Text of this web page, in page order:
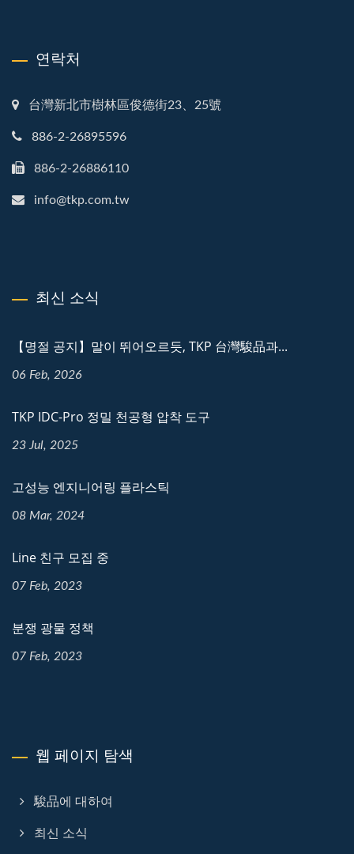
연락처
台灣新北市樹林區俊德街23、25號
886-2-26895596
886-2-26886110
info@tkp.com.tw
최신 소식
【명절 공지】말이 뛰어오르듯, TKP 台灣駿品과...
06 Feb, 2026
TKP IDC-Pro 정밀 천공형 압착 도구
23 Jul, 2025
고성능 엔지니어링 플라스틱
08 Mar, 2024
Line 친구 모집 중
07 Feb, 2023
분쟁 광물 정책
07 Feb, 2023
웹 페이지 탐색
駿品에 대하여
최신 소식